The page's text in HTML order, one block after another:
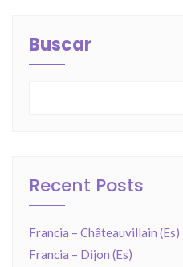
Buscar
Recent Posts
Francia – Châteauvillain (Es)
Francia – Dijon (Es)